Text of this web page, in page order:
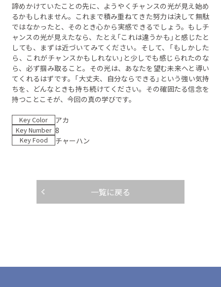
諦めかけていたことの先に、ようやくチャンスの光が見え始め
るかもしれません。これまで積み重ねてきた努力は決して無駄
ではなかったと、そのとき心から実感できるでしょう。もしチ
ャンスの光が見えたなら、たとえ「これは違うかも」と感じたと
しても、まずは近づいてみてください。そして、「もしかした
ら、これがチャンスかもしれない」と少しでも感じられたのな
ら、必ず掴み取ること。その光は、あなたを望む未来へと導い
てくれるはずです。「大丈夫、自分ならできる」という強い気持
ちを、どんなときも持ち続けてください。その確固たる信念を
持つことこそが、今回の真の学びです。
Key Color アカ
Key Number 8
Key Food チャーハン
一覧に戻る